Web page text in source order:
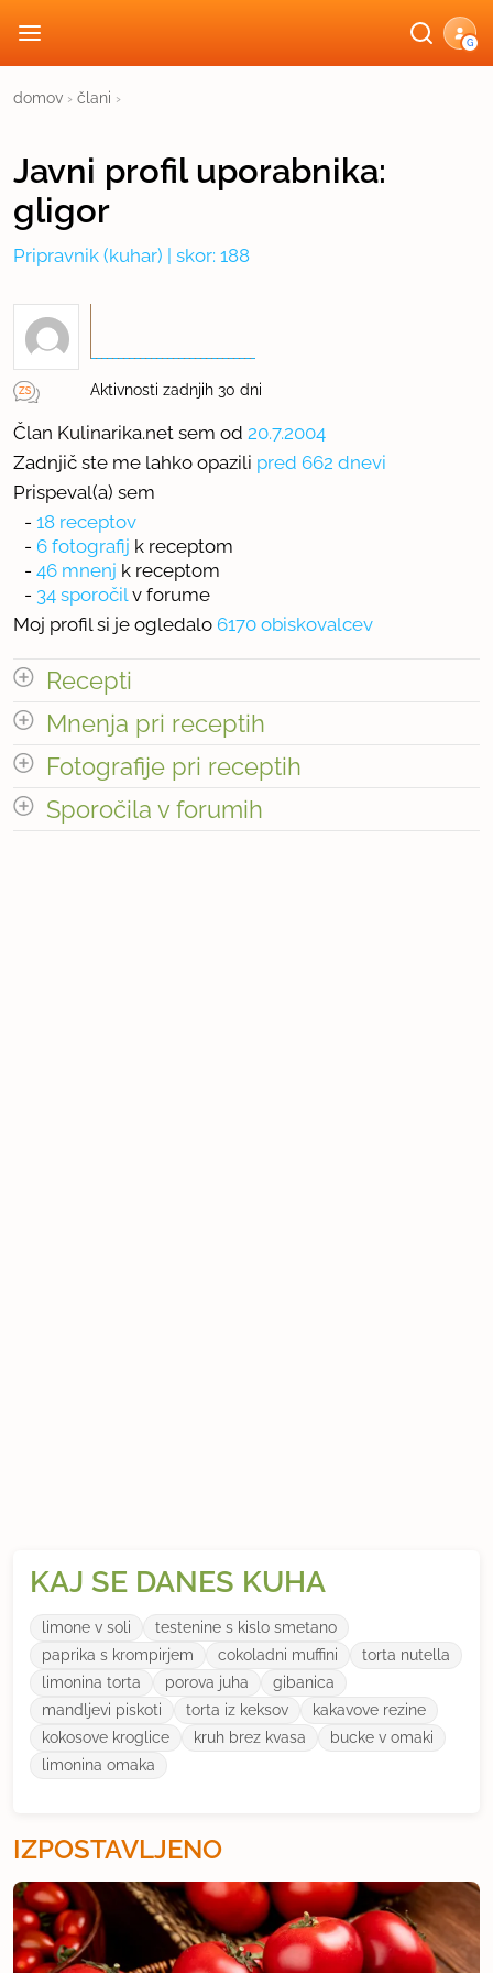
G
domov › člani ›
Javni profiluporabnika:
gligor
Pripravnik (kuhar) | skor: 188
Aktivnosti zadnjih 30 dni
Član Kulinarika.net sem od 20.7.2004
Zadnjič ste me lahko opazili pred 662 dnevi
Prispeval(a) sem
- 18 receptov
- 6 fotografij k receptom
- 46 mnenj k receptom
- 34 sporočil v forume
Moj profil si je ogledalo 6170 obiskovalcev
Recepti
« prejšnja 1 2 naslednja Â»
Število receptov: 18
Mnenja pri receptih
odpri vse
« prejšnja 1 5 naslednja Â»
Fotografije pri receptih
Sporočila v forumih
KAJ SE DANES KUHA
limone v soli
testenine s kislo smetano
paprika s krompirjem
cokoladni muffini
torta nutella
limonina torta
porova juha
gibanica
mandljevi piskoti
torta iz keksov
kakavove rezine
kokosove kroglice
kruh brez kvasa
bucke v omaki
limonina omaka
IZPOSTAVLJENO